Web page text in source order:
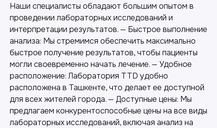
Наши специалисты обладают большим опытом в
проведении лабораторных исследований и
интерпретации результатов. — Быстрое выполнение
анализа: Мы стремимся обеспечить максимально
быстрое получение результатов, чтобы пациенты
могли своевременно начать лечение. — Удобное
расположение: Лаборатория TTD удобно
расположена в Ташкенте, что делает ее доступной
для всех жителей города. — Доступные цены: Мы
предлагаем конкурентоспособные цены на все виды
лабораторных исследований, включая анализ на
Другие наши услуги